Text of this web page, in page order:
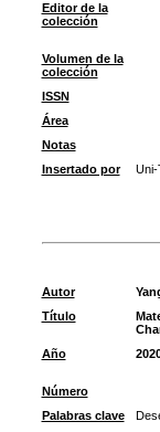
Editor de la
colección
Volumen de la
colección
ISSN
Área
Notas
Insertado por
Uni-
Autor
Título
Año
Número
Palabras clave